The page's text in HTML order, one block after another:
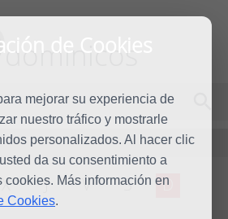
de Cookies
mejorar su experiencia de
nuestro tráfico y mostrarle
personalizados. Al hacer clic
da su consentimiento a
cookies. Más información en
Cookies.
dominicos
X J V S D